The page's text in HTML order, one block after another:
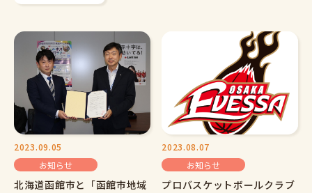
2023.09.05
お知らせ
北海道函館市と「函館市地域
2023.08.07
お知らせ
プロバスケットボールクラブ